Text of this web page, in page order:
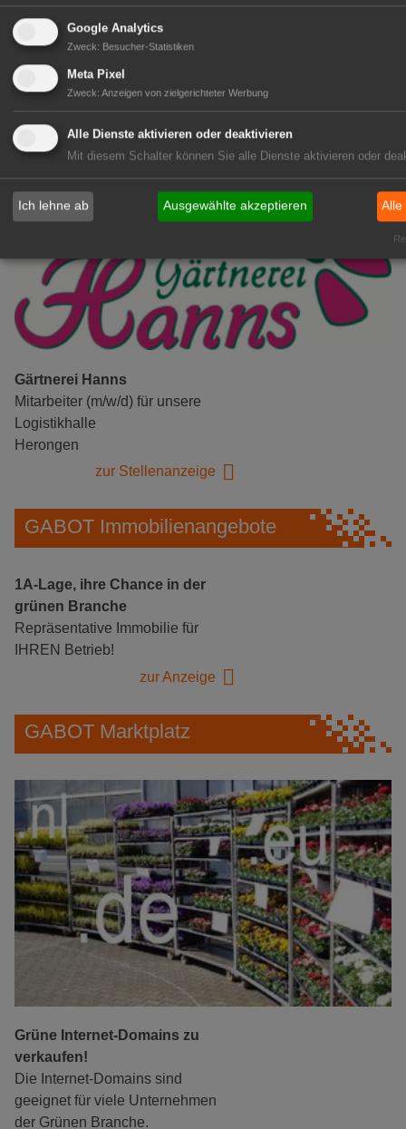
& Co KG
Gärtner im Zierpflanzenbau
(m/w/d)
Gensingen
zur Stellenanzeige
Gärtnerei Hanns
Mitarbeiter (m/w/d) für unsere
Logistikhalle
Herongen
zur Stellenanzeige
GABOT Immobilienangebote
1A-Lage, ihre Chance in der
grünen Branche
Repräsentative Immobilie für
IHREN Betrieb!
zur Anzeige
GABOT Marktplatz
Grüne Internet-Domains zu
verkaufen!
Die Internet-Domains sind
geeignet für viele Unternehmen
der Grünen Branche.
Google Analytics
Zweck: Besucher-Statistiken
Meta Pixel
Zweck: Anzeigen von zielgerichteter Werbung
Alle Dienste aktivieren oder deaktivieren
Mit diesem Schalter können Sie alle Dienste aktivieren oder
Ich lehne ab Ausgewählte akzeptieren Alle